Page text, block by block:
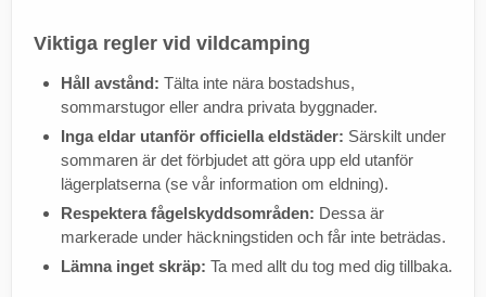
Viktiga regler vid vildcamping
Håll avstånd: Tälta inte nära bostadshus,
sommarstugor eller andra privata byggnader.
Inga eldar utanför officiella eldstäder: Särskilt under
sommaren är det förbjudet att göra upp eld utanför
lägerplatserna (se vår information om eldning).
Respektera fågelskyddsområden: Dessa är
markerade under häckningstiden och får inte beträdas.
Lämna inget skräp: Ta med allt du tog med dig tillbaka.